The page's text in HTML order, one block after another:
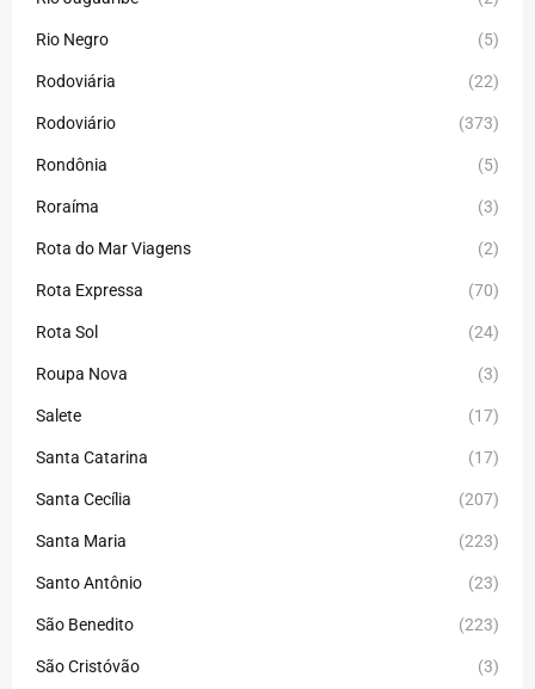
Rio Negro (5)
Rodoviária (22)
Rodoviário (373)
Rondônia (5)
Roraíma (3)
Rota do Mar Viagens (2)
Rota Expressa (70)
Rota Sol (24)
Roupa Nova (3)
Salete (17)
Santa Catarina (17)
Santa Cecília (207)
Santa Maria (223)
Santo Antônio (23)
São Benedito (223)
São Cristóvão (3)